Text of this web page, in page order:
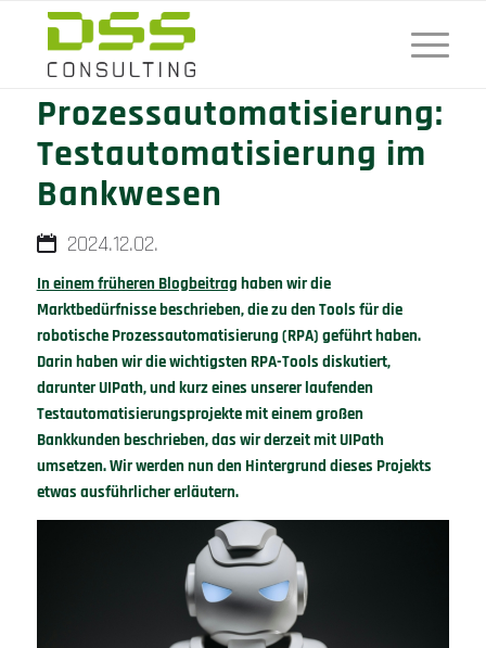
Robotische
Prozessautomatisierung:
Testautomatisierung im
Bankwesen
2024.12.02.
In einem früheren Blogbeitrag haben wir die
Marktbedürfnisse beschrieben, die zu den Tools für die
robotische Prozessautomatisierung (RPA) geführt haben.
Darin haben wir die wichtigsten RPA-Tools diskutiert,
darunter UIPath, und kurz eines unserer laufenden
Testautomatisierungsprojekte mit einem großen
Bankkunden beschrieben, das wir derzeit mit UIPath
umsetzen. Wir werden nun den Hintergrund dieses Projekts
etwas ausführlicher erläutern.